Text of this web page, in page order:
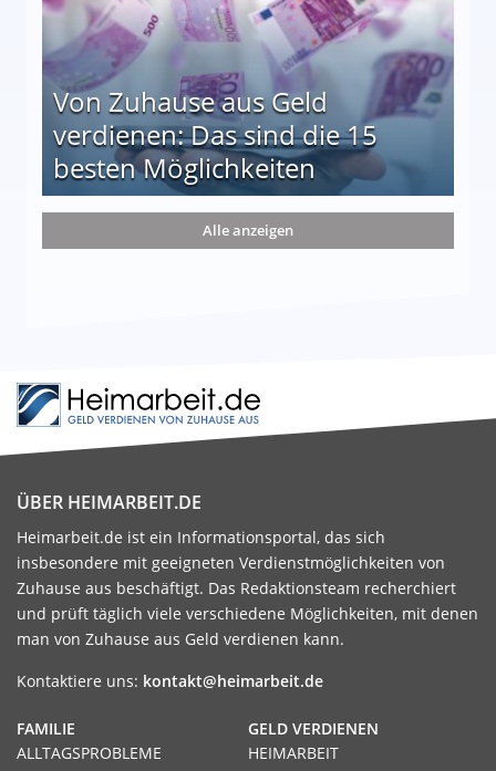
Von Zuhause aus Geld
verdienen: Das sind die 15
besten Möglichkeiten
die 15 besten Möglichkeiten
Alle anzeigen
ÜBER HEIMARBEIT.DE
Heimarbeit.de ist ein Informationsportal, das sich
insbesondere mit geeigneten Verdienstmöglichkeiten von
Zuhause aus beschäftigt. Das Redaktionsteam recherchiert
und prüft täglich viele verschiedene Möglichkeiten, mit denen
man von Zuhause aus Geld verdienen kann.
Kontaktiere uns: kontakt@heimarbeit.de
GELD VERDIENEN
HEIMARBEIT
FAMILIE
ALLTAGSPROBLEME